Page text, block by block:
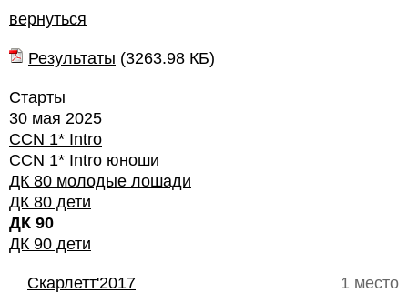
вернуться
Результаты (3263.98 КБ)
Старты
30 мая 2025
CCN 1* Intro
CCN 1* Intro юноши
ДК 80 молодые лошади
ДК 80 дети
ДК 90
ДК 90 дети
1 место
Скарлетт'2017